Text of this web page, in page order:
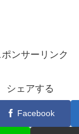
ポンサーリンク
シェアする
Facebook